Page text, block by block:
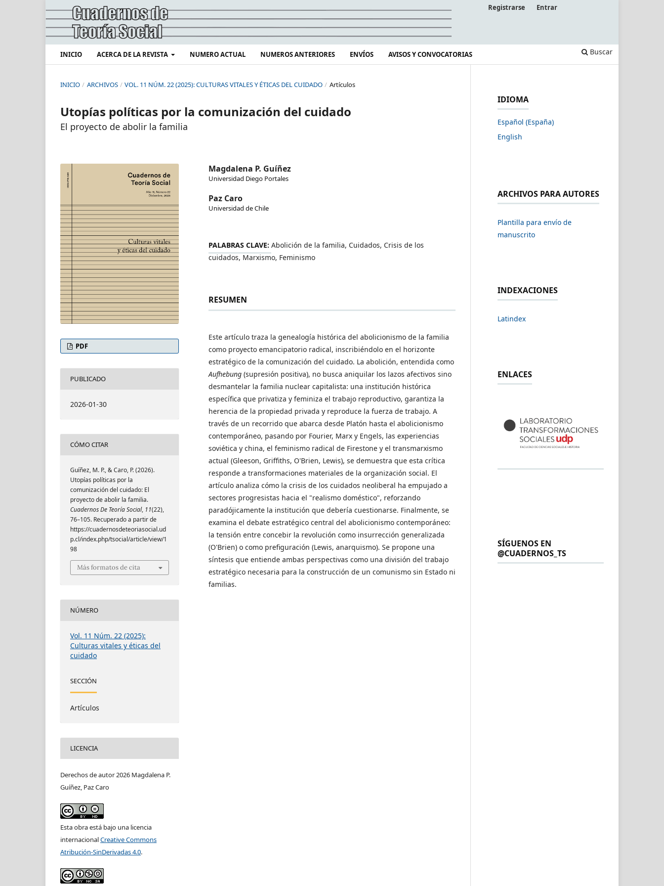
INICIO ACERCA DE LA REVISTA NUMERO ACTUAL NUMEROS ANTERIORES ENVÍOS AVISOS Y CONVOCATORIAS Buscar
Registrarse Entrar
INICIO / ARCHIVOS / VOL. 11 NÚM. 22 (2025): CULTURAS VITALES Y ÉTICAS DEL CUIDADO / Artículos
Utopías políticas por la comunización del cuidado
El proyecto de abolir la familia
Magdalena P. Guíñez
Universidad Diego Portales
Paz Caro
Universidad de Chile
PALABRAS CLAVE: Abolición de la familia, Cuidados, Crisis de los
cuidados, Marxismo, Feminismo
RESUMEN
Este artículo traza la genealogía histórica del abolicionismo de la familia
como proyecto emancipatorio radical, inscribiéndolo en el horizonte
estratégico de la comunización del cuidado. La abolición, entendida como
Aufhebung (supresión positiva), no busca aniquilar los lazos afectivos sino
desmantelar la familia nuclear capitalista: una institución histórica
específica que privatiza y feminiza el trabajo reproductivo, garantiza la
herencia de la propiedad privada y reproduce la fuerza de trabajo. A
través de un recorrido que abarca desde Platón hasta el abolicionismo
contemporáneo, pasando por Fourier, Marx y Engels, las experiencias
soviética y china, el feminismo radical de Firestone y el transmarxismo
actual (Gleeson, Griffiths, O'Brien, Lewis), se demuestra que esta crítica
responde a transformaciones materiales de la organización social. El
artículo analiza cómo la crisis de los cuidados neoliberal ha empujado a
sectores progresistas hacia el "realismo doméstico", reforzando
paradójicamente la institución que debería cuestionarse. Finalmente, se
examina el debate estratégico central del abolicionismo contemporáneo:
la tensión entre concebir la revolución como insurrección generalizada
(O'Brien) o como prefiguración (Lewis, anarquismo). Se propone una
síntesis que entiende ambas perspectivas como una división del trabajo
estratégico necesaria para la construcción de un comunismo sin Estado ni
familias.
PDF
PUBLICADO
2026-01-30
CÓMO CITAR
Guíñez, M. P., & Caro, P. (2026).
Utopías políticas por la
comunización del cuidado: El
proyecto de abolir la familia.
Cuadernos De Teoría Social, 11(22),
76–105. Recuperado a partir de
https://cuadernosdeteoriasocial.ud
p.cl/index.php/tsocial/article/view/1
98
Más formatos de cita
NÚMERO
Vol. 11 Núm. 22 (2025):
Culturas vitales y éticas del
cuidado
SECCIÓN
Artículos
LICENCIA
Derechos de autor 2026 Magdalena P.
Guíñez, Paz Caro
Esta obra está bajo una licencia
internacionalCreative Commons
Atribución-SinDerivadas 4.0.
IDIOMA
Español (España)
English
ARCHIVOS PARA AUTORES
Plantilla para envío de
manuscrito
INDEXACIONES
Latindex
ENLACES
SÍGUENOS EN
@CUADERNOS_TS